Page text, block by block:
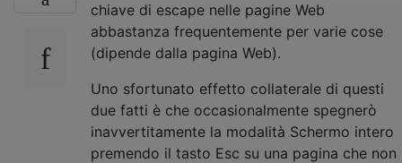
chiave di escape nelle pagine Web
abbastanza frequentemente per varie cose
(dipende dalla pagina Web).
Uno sfortunato effetto collaterale di questi
due fatti è che occasionalmente spegnerò
inavvertitamente la modalità Schermo intero
premendo il tasto Esc su una pagina che non